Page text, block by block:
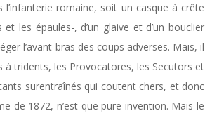
romaine, soit un casque à crête
les épaules-, d’un glaive et d’un bouclier
l’avant-bras des coups adverses. Mais, il
à tridents, les Provocatores, les Secutors et
surentraînés qui coutent chers, et donc
de 1872, n’est que pure invention. Mais le